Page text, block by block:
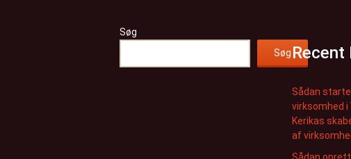
Søg
Søg Recent
Sådan
virksomhed i
Kerikas
af